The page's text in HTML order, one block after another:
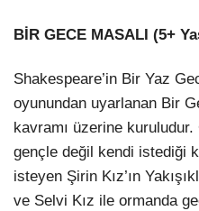
BİR GECE MASALI (5+
Shakespeare’in Bir Yaz
oyunundan uyarlanan Bir
kavramı üzerine
gençle değil kendi istediği
isteyen Şirin Kız’ın
ve Selvi Kız ile ormanda